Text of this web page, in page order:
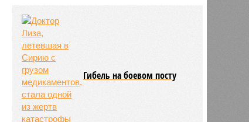
Гибель на боевом посту